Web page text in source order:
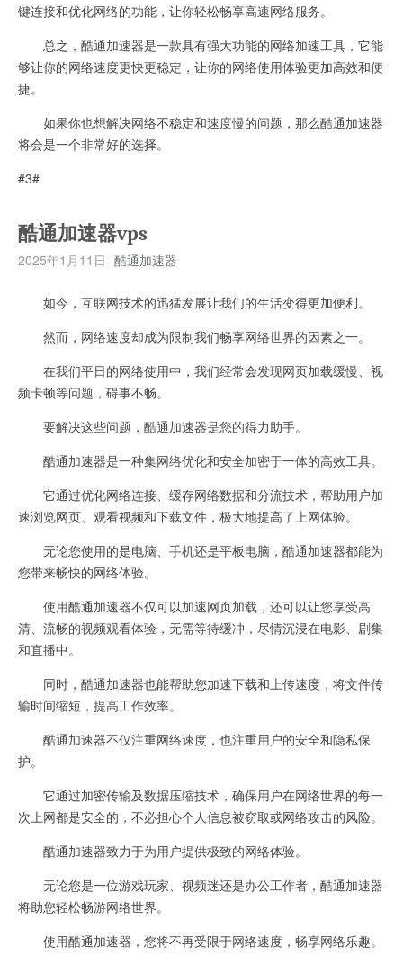
键连接和优化网络的功能，让你轻松畅享高速网络服务。
总之，酷通加速器是一款具有强大功能的网络加速工具，它能
够让你的网络速度更快更稳定，让你的网络使用体验更加高效和便
捷。
如果你也想解决网络不稳定和速度慢的问题，那么酷通加速器
将会是一个非常好的选择。
#3#
酷通加速器vps
2025年1月11日 酷通加速器
如今，互联网技术的迅猛发展让我们的生活变得更加便利。
然而，网络速度却成为限制我们畅享网络世界的因素之一。
在我们平日的网络使用中，我们经常会发现网页加载缓慢、视
频卡顿等问题，碍事不畅。
要解决这些问题，酷通加速器是您的得力助手。
酷通加速器是一种集网络优化和安全加密于一体的高效工具。
它通过优化网络连接、缓存网络数据和分流技术，帮助用户加
速浏览网页、观看视频和下载文件，极大地提高了上网体验。
无论您使用的是电脑、手机还是平板电脑，酷通加速器都能为
您带来畅快的网络体验。
使用酷通加速器不仅可以加速网页加载，还可以让您享受高
清、流畅的视频观看体验，无需等待缓冲，尽情沉浸在电影、剧集
和直播中。
同时，酷通加速器也能帮助您加速下载和上传速度，将文件传
输时间缩短，提高工作效率。
酷通加速器不仅注重网络速度，也注重用户的安全和隐私保
护。
它通过加密传输及数据压缩技术，确保用户在网络世界的每一
次上网都是安全的，不必担心个人信息被窃取或网络攻击的风险。
酷通加速器致力于为用户提供极致的网络体验。
无论您是一位游戏玩家、视频迷还是办公工作者，酷通加速器
将助您轻松畅游网络世界。
使用酷通加速器，您将不再受限于网络速度，畅享网络乐趣。